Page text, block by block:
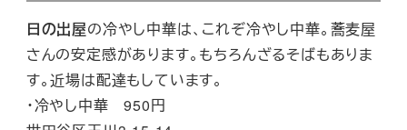
日の出屋の冷やし中華は、これぞ冷やし中華。蕎麦屋
さんの安定感があります。もちろんざるそばもありま
す。近場は配達もしています。
・冷やし中華 950円